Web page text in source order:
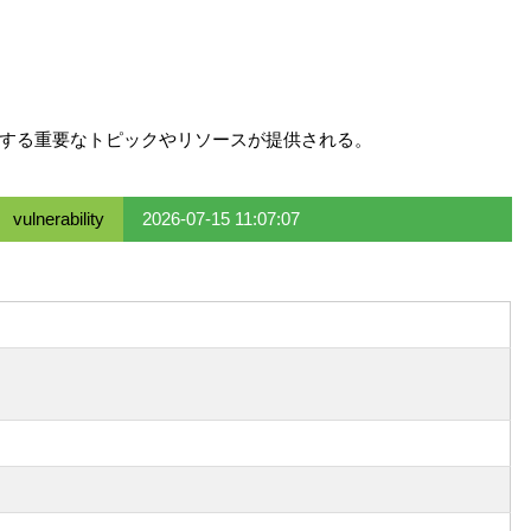
重要なトピックやリソースが提供される。
vulnerability 2026-07-15 11:07:07